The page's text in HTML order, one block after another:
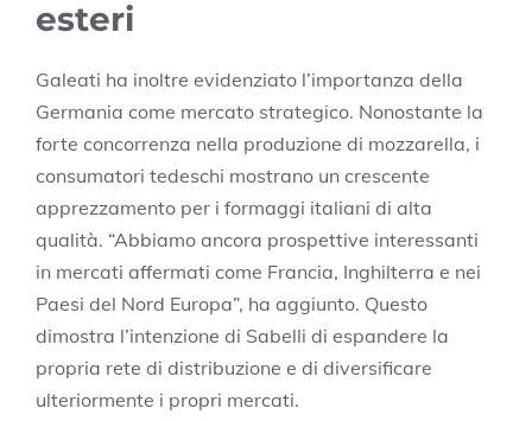
esteri
Galeati ha inoltre evidenziato l’importanza della
Germania come mercato strategico. Nonostante la
forte concorrenza nella produzione di mozzarella, i
consumatori tedeschi mostrano un crescente
apprezzamento per i formaggi italiani di alta
qualità. “Abbiamo ancora prospettive interessanti
in mercati affermati come Francia, Inghilterra e nei
Paesi del Nord Europa”, ha aggiunto. Questo
dimostra l’intenzione di Sabelli di espandere la
propria rete di distribuzione e di diversificare
ulteriormente i propri mercati.